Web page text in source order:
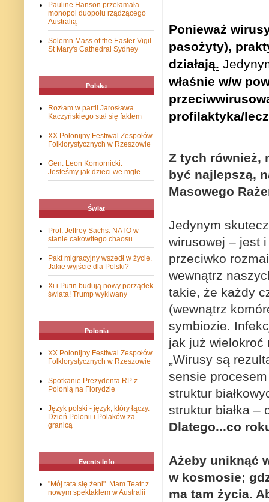
Ponieważ
pasożyty),
działają.
właśnie w/w
profilaktyka/
Z tych również,
być najlepszą,
Masowego
Jedynym
wirusowej – jest
przeciwko
wewnątrz
takie, że każdy
(wewnątrz
symbiozie. I
jak już wielokroć
„Wirusy są
sensie
struktur
struktur białka –
Dlatego...co
Ażeby uniknąć
w kosmosie;
ma tam życia.
Pauline Hanson przełamała
monopol duopolu rządzącego
Australią
Solemn Mass of the Easter Vigil
St Mary's Cathedral Sydney
Polska
Rozłam w partii Jarosława
Kaczyńskiego stał się faktem
XX Polonijny Festiwal Zespołów
Folklorystycznych w Rzeszowie
Gen. Leon Komornicki:
Jesteśmy jak dzieci we mgle
Świat
Prof. Jeffrey Sachs: NATO w
stanie cakowitego chaosu
Pakt migracyjny wszedł w życie.
Jakie wyjście dla Polski?
Xi i Putin budują nowy porządek
świata! Trump wykiwany
Polonia
XX Polonijny Festiwal Zespołów
Folklorystycznych w Rzeszowie
Spotkanie Prezydenta RP z
Polonią na Florydzie
Język polski - język, który łączy.
Dzień Polonii i Polaków za
granicą
Events Info
"Mój tata się żeni". Mam Teatr z
nowym spektaklem w Australii